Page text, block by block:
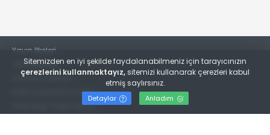
Yayın İlkeleri
Veri Politikası
Kullanım Şartları
KVKK Aydınlatma Metni
KVKK Bilgi Talep Formu
Sitemizden en iyi şekilde faydalanabilmeniz için tarayıcınızın
çerezlerini kullanmaktayız, sitemizi kullanarak çerezleri kabul
etmiş saylırsınız.
Detaylar Anladım